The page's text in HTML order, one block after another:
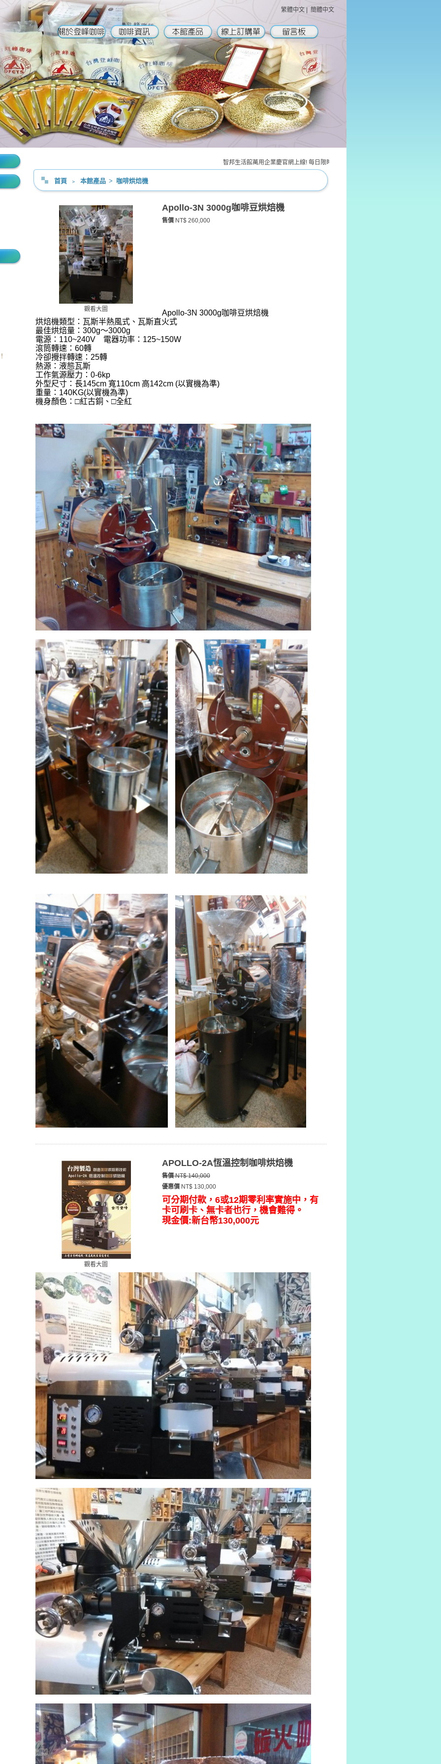
繁體中文 簡體中文
智邦生活館萬用企業慶官網上線! 每日限時折扣 ~~~ 智邦生活館萬用企業慶粉絲團上線!
首頁 ﹥ 本館產品 > 咖啡烘焙機
觀看大圖
Apollo-3N 3000g咖啡豆烘焙機
售價NT$ 260,000
Apollo-3N 3000g咖啡豆烘焙機
烘焙機類型：瓦斯半熱風式、瓦斯直火式
最佳烘焙量：300g～3000g
電源： 110~240V 電器功率： 125~150W
滾筒轉速：60轉
冷卻攪拌轉速： 25轉
熱源：液態瓦斯
工作氣源壓力：0-6kp
外型尺寸：長145cm 寬110cm 高142cm (以實機為準)
重量：140KG(以實機為準)
機身顏色：□紅古銅、□全紅
觀看大圖
APOLLO-2A恆溫控制咖啡烘焙機
售價NT$ 140,000
優惠價NT$ 130,000
可分期付款，6或12期零利率實施中，有
卡可刷卡、無卡者也行，機會難得。
現金價:新台幣130,000元